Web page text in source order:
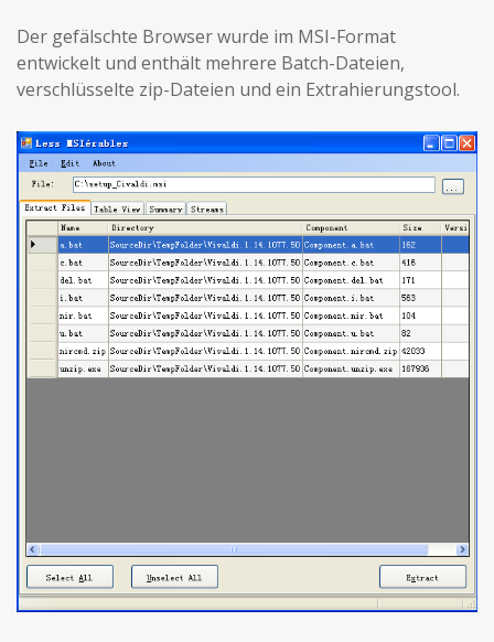
Der gefälschte Browser wurde im MSI-Format
entwickelt und enthält mehrere Batch-Dateien,
verschlüsselte zip-Dateien und ein Extrahierungstool.